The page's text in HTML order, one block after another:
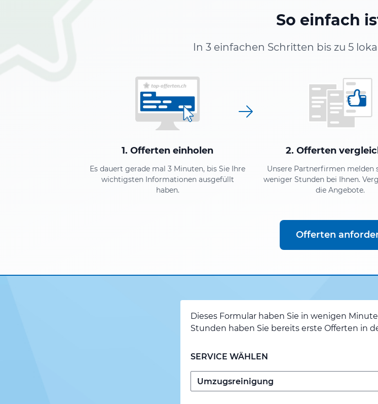
So einfach
In 3 einfachen Schritten bis zu 5
1. Offerten einholen
Es dauert gerade mal 3 Minuten, bis Sie Ihre
wichtigsten Informationen ausgefüllt
haben.
2. Offerten
Unsere Partnerfirmen melden
weniger Stunden bei Ihnen.
die Angebote.
Offerten
Dieses Formular haben Sie in wenigen
Stunden haben Sie bereits erste Offerten in
SERVICE WÄHLEN